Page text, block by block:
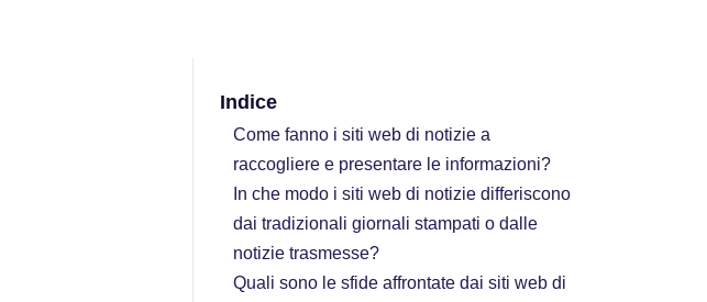
Indice
Come fanno i siti web di notizie a
raccogliere e presentare le informazioni?
In che modo i siti web di notizie differiscono
dai tradizionali giornali stampati o dalle
notizie trasmesse?
Quali sono le sfide affrontate dai siti web di